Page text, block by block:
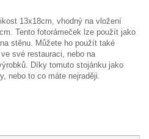
13x18cm, vhodný na vložení
Tento fotorámeček lze použít jako
stěnu. Můžete ho použít také
své restauraci, nebo na
Díky tomuto stojánku jako
nebo to co máte nejraději.